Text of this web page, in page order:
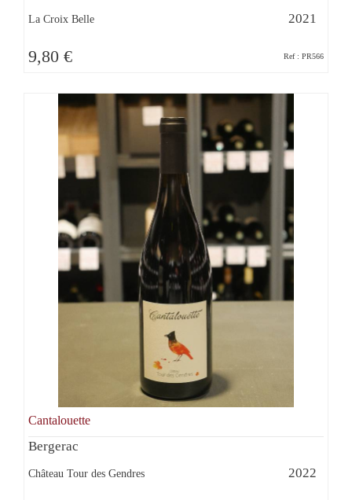
La Croix Belle 2021
9,80 € Ref : PR566
Cantalouette
Bergerac
Château Tour des Gendres 2022